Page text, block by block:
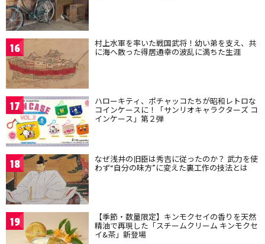
16 村上水軍を率いた戦国武将！幼い弟を支え、共
に海へ散った得居通幸の波乱に満ちた生涯
17 ハローキティ、ポチャッコたちが昭和レトロな
コインケースに！「サンリオキャラクターズ コ
インケース」第２弾
18 なぜ浅井の旧臣は秀吉に従ったのか？ 武力を使
わず“自分の味方”に変えた裏工作の技法とは
19 【季節・数量限定】キンモクセイの香りを天然
精油で再現した「スチームクリーム キンモクセ
イ&茶」新登場